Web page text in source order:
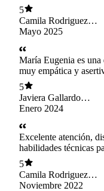
5
Camila Rodriguez
Fernández
Mayo 2025
María Eugenia es
muy empática y
sesiones. La
y tremendo
5
Javiera Gallardo
Tobar
Enero 2024
Excelente atención,
habilidades técnicas
trabajo que se nota se
5
Camila Rodriguez
Fernández
Noviembre 2022